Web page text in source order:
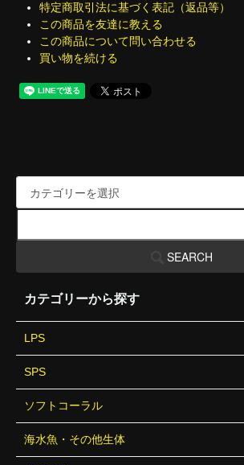
特定商取引法に基づく表記（返品等）
この商品を友達に教える
この商品について問い合わせる
買い物を続ける
SEARCH
カテゴリーから探す
LPS
SPS
ソフトコーラル
海水魚・その他生体